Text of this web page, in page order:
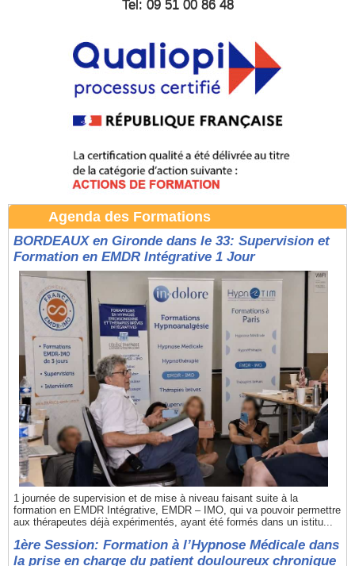
Tel: 09 51 00 86 48
Agenda des Formations
BORDEAUX en Gironde dans le 33: Supervision et
Formation en EMDR Intégrative 1 Jour
1 journée de supervision et de mise à niveau faisant suite à la
formation en EMDR Intégrative, EMDR – IMO, qui va pouvoir permettre
aux thérapeutes déjà expérimentés, ayant été formés dans un istitu...
1ère Session: Formation à l’Hypnose Médicale dans
la prise en charge du patient douloureux chronique